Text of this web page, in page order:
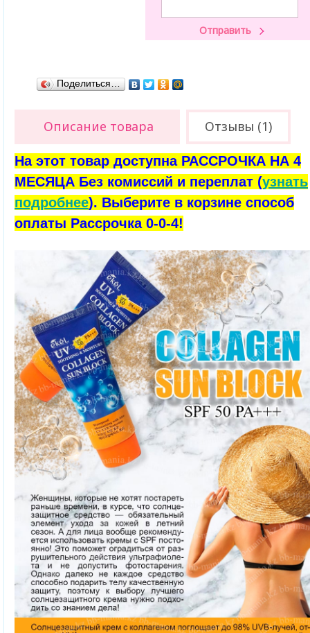
Поделиться…
Описание товара Отзывы (1)
На этот товар доступна РАССРОЧКА НА 4
МЕСЯЦА Без комиссий и переплат (узнать
подробнее). Выберите в корзине способ
оплаты Рассрочка 0-0-4!